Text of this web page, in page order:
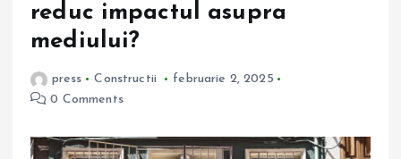
reduc impactul asupra
mediului?
press Constructii
februarie 2, 2025
0 Comments